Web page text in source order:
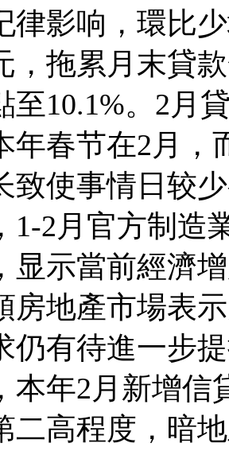
律影响，環比
，拖累月末貸
至10.1%。2月
年春节在2月
致使事情日较
1-2月官方制造
显示當前經濟
房地產市場表
仍有待進一步
本年2月新增信
二高程度，暗